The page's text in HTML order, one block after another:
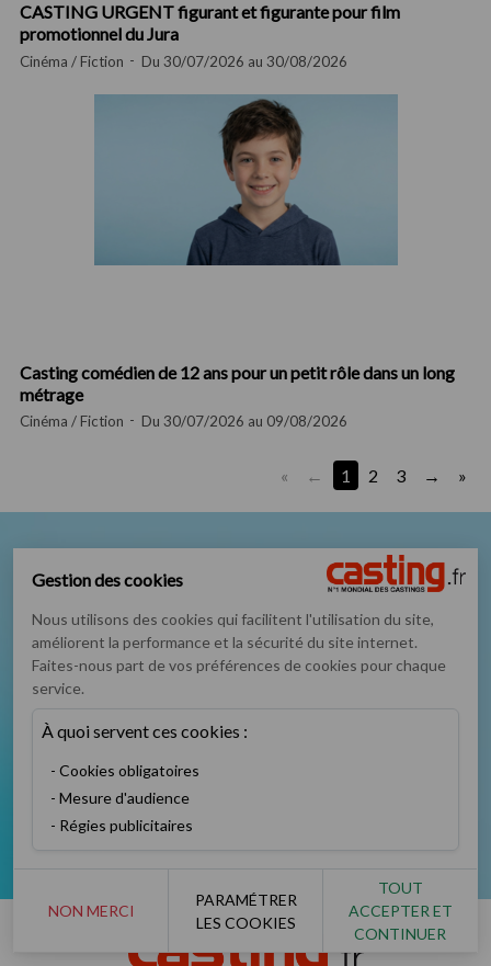
CASTING URGENT figurant et figurante pour film
promotionnel du Jura
Cinéma / Fiction Du 30/07/2026 au 30/08/2026
Casting comédien de 12 ans pour un petit rôle dans un long
métrage
Cinéma / Fiction Du 30/07/2026 au 09/08/2026
« 1 2 3 »
Nous suivre sur
Podcast Instagram
Gestion des cookies
Nous utilisons des cookies qui facilitent l'utilisation du site,
améliorent la performance et la sécurité du site internet.
Faites-nous part de vos préférences de cookies pour chaque
service.
À quoi servent ces cookies :
Cookies obligatoires
Mesure d'audience
Régies publicitaires
NON MERCI
PARAMÉTRER
LES COOKIES
TOUT
ACCEPTER ET
CONTINUER